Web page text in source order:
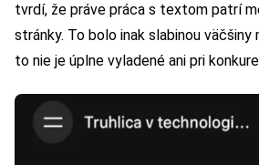
tvrdí, že práve práca s textom patrí
stránky. To bolo inak slabinou
to nie je úplne vyladené ani pri